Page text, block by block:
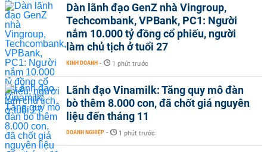
Dàn lãnh đạo GenZ nhà Vingroup,
Techcombank, VPBank, PC1: Người
nắm 10.000 tỷ đồng cổ phiếu, người
làm chủ tịch ở tuổi 27
KINH DOANH - 1 phút trước
Lãnh đạo Vinamilk: Tăng quy mô đàn
bò thêm 8.000 con, đã chốt giá nguyên
liệu đến tháng 11
DOANH NGHIỆP - 1 phút trước